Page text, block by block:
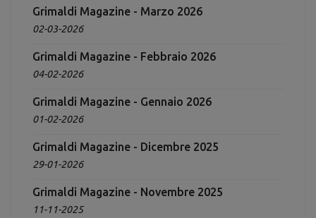
Grimaldi Magazine - Marzo 2026
02-03-2026
Grimaldi Magazine - Febbraio 2026
04-02-2026
Grimaldi Magazine - Gennaio 2026
01-02-2026
Grimaldi Magazine - Dicembre 2025
29-01-2026
Grimaldi Magazine - Novembre 2025
11-11-2025